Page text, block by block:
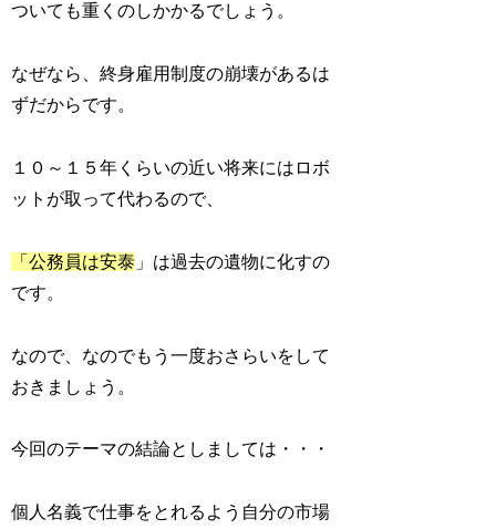
ついても重くのしかかるでしょう。
なぜなら、終身雇用制度の崩壊があるは
ずだからです。
１０～１５年くらいの近い将来にはロボ
ットが取って代わるので、
「公務員は安泰 」は過去の遺物に化すの
です。
なので、なのでもう一度おさらいをして
おきましょう。
今回のテーマの結論としましては・・・
個人名義で仕事をとれるよう自分の市場